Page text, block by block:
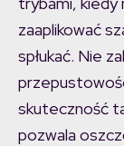
zaaplikować
spłukać. Nie
skuteczność
pozwala